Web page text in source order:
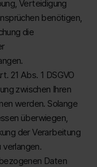
Verteidigung
benötigen,
die
21 Abs. 1 DSGVO
zwischen Ihren
werden. Solange
überwiegen,
der Verarbeitung
Daten